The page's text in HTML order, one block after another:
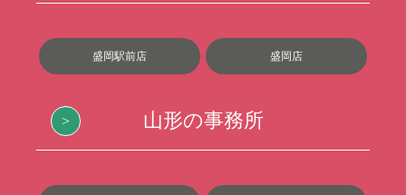
盛岡駅前店 盛岡店
山形の事務所